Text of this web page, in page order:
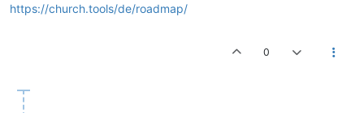
https://church.tools/de/roadmap/
0